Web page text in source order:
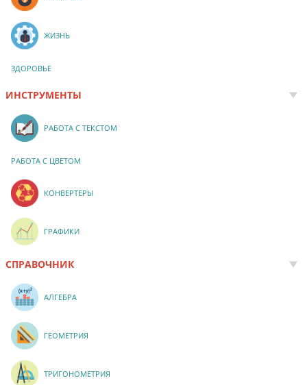
ЖИЗНЬ
ЗДОРОВЬЕ
ИНСТРУМЕНТЫ
РАБОТА С ТЕКСТОМ
РАБОТА С ЦВЕТОМ
КОНВЕРТЕРЫ
ГРАФИКИ
СПРАВОЧНИК
АЛГЕБРА
ГЕОМЕТРИЯ
ТРИГОНОМЕТРИЯ